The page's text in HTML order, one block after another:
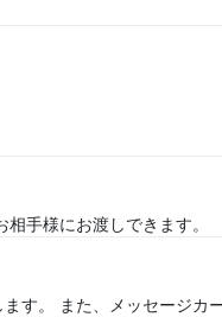
手様にお渡しできます。
す。 また、メッセージカ